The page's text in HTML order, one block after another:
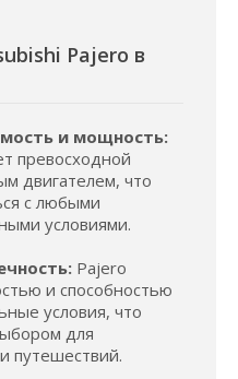
Pajero в
и мощность:
превосходной
двигателем, что
с любыми
условиями.
Pajero
и способностью
условия, что
для
путешествий.